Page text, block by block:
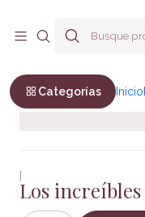
Categorías Inicio
|
Los